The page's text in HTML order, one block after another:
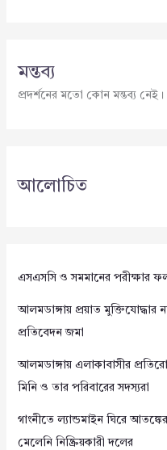
মন্তব্য
প্রদর্শনের মতো কোন মন্তব্য নেই।
আলোচিত
এসএসসি ও সমমানের পরীক্ষার
আলমডাঙ্গায় প্রয়াত মুক্তিযোদ্ধার
প্রতিবেদন জমা
আলমডাঙ্গায় এলাকাবাসীর
মিনি ও তার পরিবারের সদস্যরা
গাংনীতে ল্যান্ডমাইন ঘিরে
মেলেনি নিষ্ক্রিয়কারী দলের